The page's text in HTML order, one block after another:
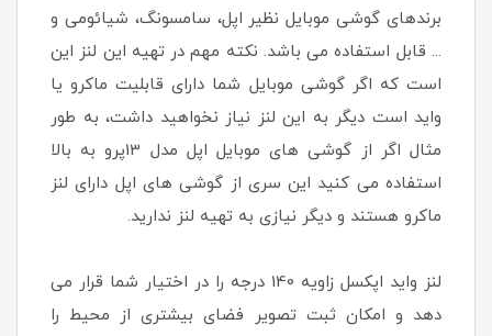
برندهای گوشی موبایل نظیر اپل، سامسونگ، شیائومی و
... قابل استفاده می باشد. نکته مهم در تهیه این لنز این
است که اگر گوشی موبایل شما دارای قابلیت ماکرو یا
واید است دیگر به این لنز نیاز نخواهید داشت، به طور
مثال اگر از گوشی های موبایل اپل مدل 13پرو به بالا
استفاده می کنید این سری از گوشی های اپل دارای لنز
ماکرو هستند و دیگر نیازی به تهیه لنز ندارید.
لنز واید اپکسل زاویه 140 درجه را در اختیار شما قرار می
دهد و امکان ثبت تصویر فضای بیشتری از محیط را